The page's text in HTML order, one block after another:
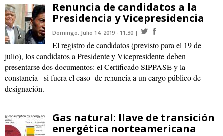
Renuncia de candidatos a la
Presidencia y Vicepresidencia
Domingo, Julio 14, 2019 - 11:30
El registro de candidatos (previsto para el 19 de
julio), los candidatos a Presidente y Vicepresidente deben
presentarse dos documentos: el Certificado SIPPASE y la
constancia –si fuera el caso- de renuncia a un cargo público de
designación.
Gas natural: llave de transición
energética norteamericana